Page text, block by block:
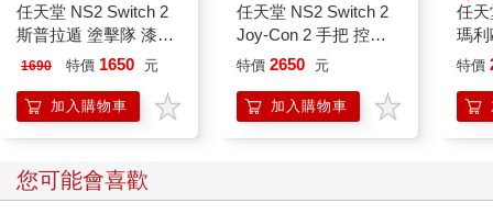
任天堂 NS2 Switch 2
斯普拉遁 塗擊隊 漆彈
支援中文（+卡匣盒）
1690 特價 1650 元
加入購物車
任天堂 NS2 Switch 2
Joy-Con 2 手把 控制
器 淺紫 / 淺綠（+充電
特價 2650 元
加入購物車
任天
瑪
版（
特價
您可能會喜歡